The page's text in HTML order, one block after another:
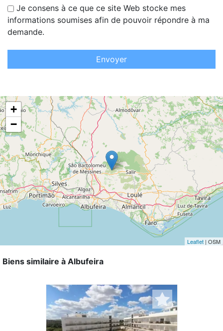
Je consens à ce que ce site Web stocke mes
informations soumises afin de pouvoir répondre à ma
demande.
Envoyer
+
−
Leaflet | OSM
Biens similaire à Albufeira